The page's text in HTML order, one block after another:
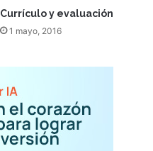
Currículo y evaluación
1 mayo, 2016